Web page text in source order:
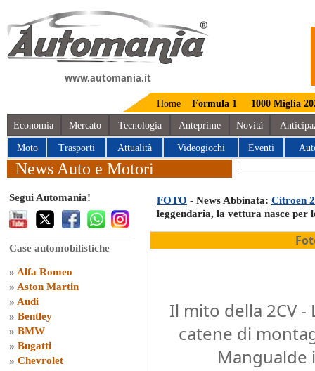
www.automania.it
Home Formula 1 1000 Miglia
Economia Mercato Tecnologia Anteprime Novità
Moto Trasporti Attualità Videogiochi Eventi
News Auto e Motori
Segui Automania!
Case automobilistiche
» Alfa Romeo
» Aston Martin
» Audi
» Bentley
» BMW
» Bugatti
» Chevrolet
FOTO - News Abbinata: Citroen
leggendaria, la vettura nasce per
Il mito della 2CV -
catene di
Mangualde